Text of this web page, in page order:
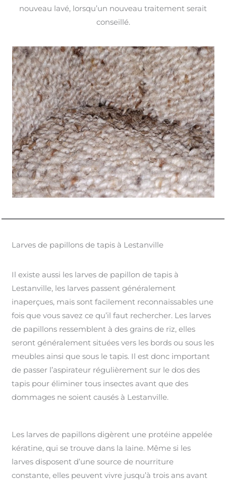
nouveau lavé, lorsqu’un nouveau traitement serait
conseillé.
Larves de papillons de tapis à Lestanville
Il existe aussi les larves de papillon de tapis à
Lestanville, les larves passent généralement
inaperçues, mais sont facilement reconnaissables une
fois que vous savez ce qu’il faut rechercher. Les larves
de papillons ressemblent à des grains de riz, elles
seront généralement situées vers les bords ou sous les
meubles ainsi que sous le tapis. Il est donc important
de passer l’aspirateur régulièrement sur le dos des
tapis pour éliminer tous insectes avant que des
dommages ne soient causés à Lestanville.
Les larves de papillons digèrent une protéine appelée
kératine, qui se trouve dans la laine. Même si les
larves disposent d’une source de nourriture
constante, elles peuvent vivre jusqu’à trois ans avant